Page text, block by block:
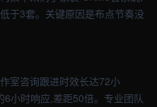
于3套。关键原因是布点节奏没
室咨询跟进时效长达72小
小时响应,差距50倍。专业团队